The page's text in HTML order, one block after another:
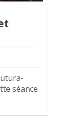
séance